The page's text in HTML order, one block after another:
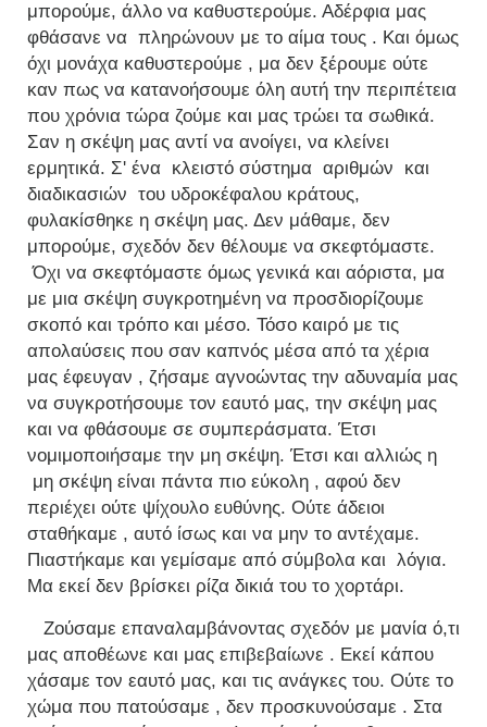
μπορούμε, άλλο να καθυστερούμε. Αδέρφια μας
φθάσανε να πληρώνουν με το αίμα τους . Και όμως
όχι μονάχα καθυστερούμε , μα δεν ξέρουμε ούτε
καν πως να κατανοήσουμε όλη αυτή την περιπέτεια
που χρόνια τώρα ζούμε και μας τρώει τα σωθικά.
Σαν η σκέψη μας αντί να ανοίγει, να κλείνει
ερμητικά. Σ' ένα κλειστό σύστημα αριθμών και
διαδικασιών του υδροκέφαλου κράτους,
φυλακίσθηκε η σκέψη μας. Δεν μάθαμε, δεν
μπορούμε, σχεδόν δεν θέλουμε να σκεφτόμαστε.
Όχι να σκεφτόμαστε όμως γενικά και αόριστα, μα
με μια σκέψη συγκροτημένη να προσδιορίζουμε
σκοπό και τρόπο και μέσο. Τόσο καιρό με τις
απολαύσεις που σαν καπνός μέσα από τα χέρια
μας έφευγαν , ζήσαμε αγνοώντας την αδυναμία μας
να συγκροτήσουμε τον εαυτό μας, την σκέψη μας
και να φθάσουμε σε συμπεράσματα. Έτσι
νομιμοποιήσαμε την μη σκέψη. Έτσι και αλλιώς η
μη σκέψη είναι πάντα πιο εύκολη , αφού δεν
περιέχει ούτε ψίχουλο ευθύνης. Ούτε άδειοι
σταθήκαμε , αυτό ίσως και να μην το αντέχαμε.
Πιαστήκαμε και γεμίσαμε από σύμβολα και λόγια.
Μα εκεί δεν βρίσκει ρίζα δικιά του το χορτάρι.
Ζούσαμε επαναλαμβάνοντας σχεδόν με μανία ό,τι
μας αποθέωνε και μας επιβεβαίωνε . Εκεί κάπου
χάσαμε τον εαυτό μας, και τις ανάγκες του. Ούτε το
χώμα που πατούσαμε , δεν προσκυνούσαμε . Στα